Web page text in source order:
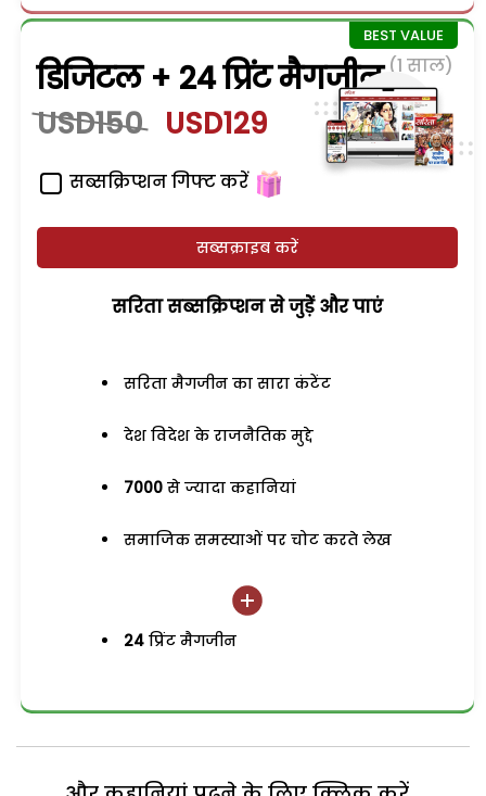
डिजिटल + 24 प्रिंट मैगजीन (1 साल)
USD150 USD129
सब्सक्रिप्शन गिफ्ट करें
सब्सक्राइब करें
सरिता सब्सक्रिप्शन से जुड़ेें और पाएं
सरिता मैगजीन का सारा कंटेंट
देश विदेश के राजनैतिक मुद्दे
7000 से ज्यादा कहानियां
समाजिक समस्याओं पर चोट करते लेख
24 प्रिंट मैगजीन